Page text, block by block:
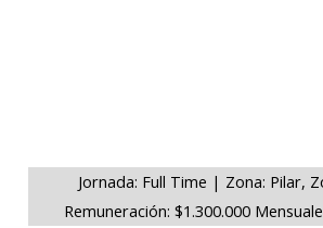
Jornada: Full Time | Zona: Pilar,
Remuneración: $1.300.000